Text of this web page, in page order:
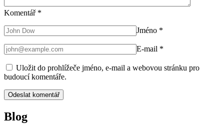
Komentář *
Jméno *
E-mail *
Uložit do prohlížeče jméno, e-mail a webovou stránku pro
budoucí komentáře.
Blog